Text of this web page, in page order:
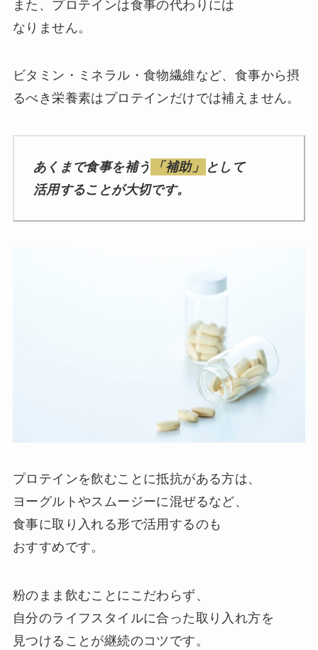
また、プロテインは食事の代わりには
なりません。
ビタミン・ミネラル・食物繊維など、食事から摂
るべき栄養素はプロテインだけでは補えません。
あくまで食事を補う 「補助」
として
活用することが大切です。
プロテインを飲むことに抵抗がある方は、
ヨーグルトやスムージーに混ぜるなど、
食事に取り入れる形で活用するのも
おすすめです。
粉のまま飲むことにこだわらず、
自分のライフスタイルに合った取り入れ方を
見つけることが継続のコツです。